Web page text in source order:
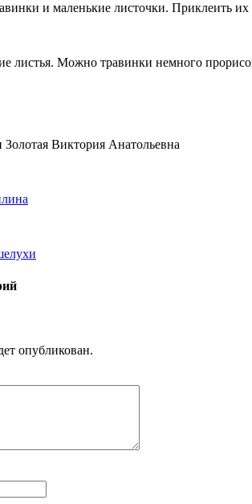
и маленькие листочки. Приклеить
листья. Можно травинки немного
Виктория Анатольевна
опубликован.